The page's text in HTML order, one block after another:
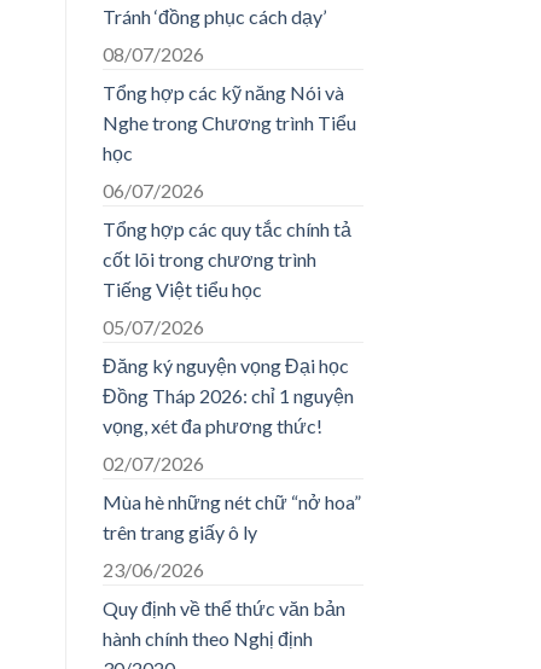
Tránh ‘đồng phục cách dạy’
08/07/2026
Tổng hợp các kỹ năng Nói và
Nghe trong Chương trình Tiểu
học
06/07/2026
Tổng hợp các quy tắc chính tả
cốt lõi trong chương trình
Tiếng Việt tiểu học
05/07/2026
Đăng ký nguyện vọng Đại học
Đồng Tháp 2026: chỉ 1 nguyện
vọng, xét đa phương thức!
02/07/2026
Mùa hè những nét chữ “nở hoa”
trên trang giấy ô ly
23/06/2026
Quy định về thể thức văn bản
hành chính theo Nghị định